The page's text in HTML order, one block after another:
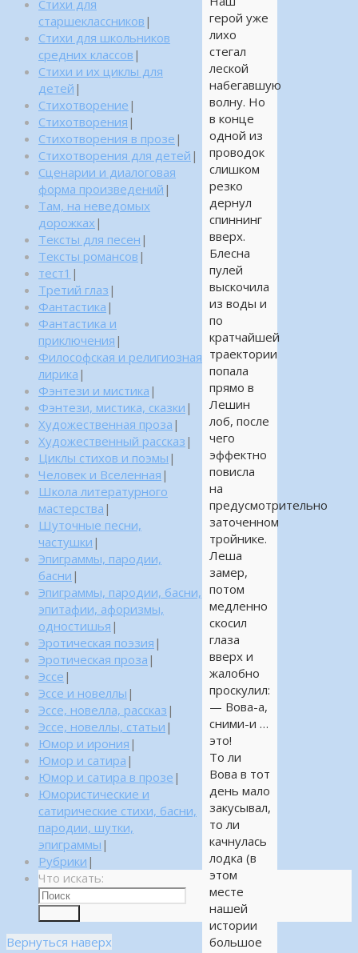
герой уже
лихо
стегал
леской
набегавшую
волну. Но
в конце
одной из
проводок
слишком
резко
дернул
спиннинг
вверх.
Блесна
пулей
выскочила
из воды и
по
кратчайшей
траектории
попала
прямо в
Лешин
лоб, после
чего
эффектно
повисла
на
предусмотрительно
заточенном
тройнике.
Леша
замер,
потом
медленно
скосил
глаза
вверх и
жалобно
проскулил:
— Вова-а,
сними-и …
это!
То ли
Вова в тот
день мало
закусывал,
то ли
качнулась
лодка (в
этом
месте
нашей
истории
большое
Стихи для
старшеклассников |
Стихи для школьников
средних классов |
Стихи и их циклы для
детей |
Стихотворение |
Стихотворения |
Стихотворения в прозе |
Стихотворения для детей |
Сценарии и диалоговая
форма произведений |
Там, на неведомых
дорожках |
Тексты для песен |
Тексты романсов |
тест1 |
Третий глаз |
Фантастика |
Фантастика и
приключения |
Философская и религиозная
лирика |
Фэнтези и мистика |
Фэнтези, мистика, сказки |
Художественная проза |
Художественный рассказ |
Циклы стихов и поэмы |
Человек и Вселенная |
Школа литературного
мастерства |
Шуточные песни,
частушки |
Эпиграммы, пародии,
басни |
Эпиграммы, пародии, басни,
эпитафии, афоризмы,
одностишья |
Эротическая поэзия |
Эротическая проза |
Эссе |
Эссе и новеллы |
Эссе, новелла, рассказ |
Эссе, новеллы, статьи |
Юмор и ирония |
Юмор и сатира |
Юмор и сатира в прозе |
Юмористические и
сатирические стихи, басни,
пародии, шутки,
эпиграммы |
Рубрики |
Что искать:
Вернуться наверх